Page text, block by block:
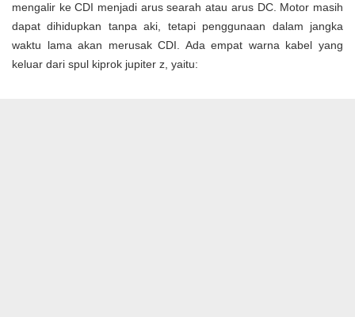
mengalir ke CDI menjadi arus searah atau arus DC. Motor masih
dapat dihidupkan tanpa aki, tetapi penggunaan dalam jangka
waktu lama akan merusak CDI. Ada empat warna kabel yang
keluar dari spul kiprok jupiter z, yaitu: